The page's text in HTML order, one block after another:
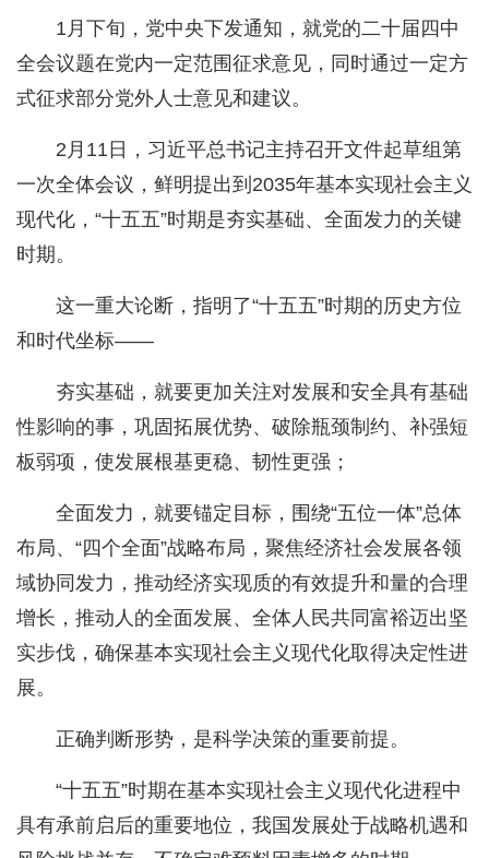
1月下旬，党中央下发通知，就党的二十届四中
全会议题在党内一定范围征求意见，同时通过一定方
式征求部分党外人士意见和建议。
2月11日，习近平总书记主持召开文件起草组第
一次全体会议，鲜明提出到2035年基本实现社会主义
现代化，“十五五”时期是夯实基础、全面发力的关键
时期。
这一重大论断，指明了“十五五”时期的历史方位
和时代坐标——
夯实基础，就要更加关注对发展和安全具有基础
性影响的事，巩固拓展优势、破除瓶颈制约、补强短
板弱项，使发展根基更稳、韧性更强；
全面发力，就要锚定目标，围绕“五位一体”总体
布局、“四个全面”战略布局，聚焦经济社会发展各领
域协同发力，推动经济实现质的有效提升和量的合理
增长，推动人的全面发展、全体人民共同富裕迈出坚
实步伐，确保基本实现社会主义现代化取得决定性进
展。
正确判断形势，是科学决策的重要前提。
“十五五”时期在基本实现社会主义现代化进程中
具有承前启后的重要地位，我国发展处于战略机遇和